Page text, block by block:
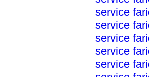
service
service
service
service
service